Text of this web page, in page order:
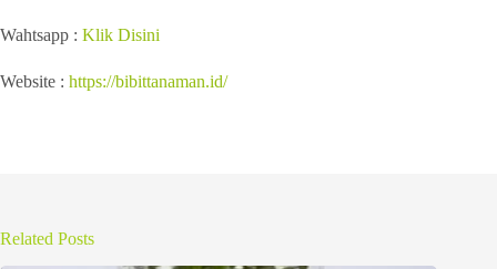
Wahtsapp : Klik Disini
Website : https://bibittanaman.id/
Related Posts